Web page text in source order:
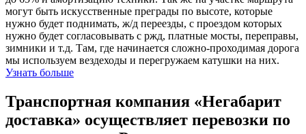
могут быть искусственные преграды по высоте, которые
нужно будет поднимать, ж/д переезды, с проездом которых
нужно будет согласовывать с ржд, платные мосты, переправы,
зимники и т.д. Там, где начинается сложно-проходимая дорога
мы используем вездеходы и перегружаем катушки на них.
Узнать больше
Транспортная компания «Негабарит
доставка» осуществляет перевозки по